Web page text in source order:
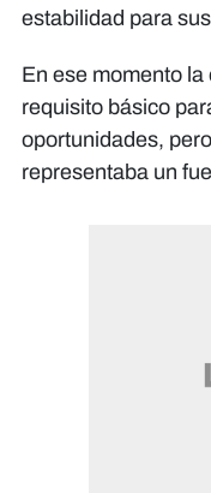
estabilidad para
En ese momento
requisito básico
oportunidades,
representaba un